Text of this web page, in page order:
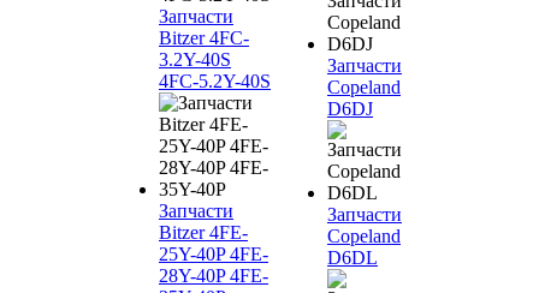
Запчасти
Bitzer 4FC-
3.2Y-40S
4FC-5.2Y-40S
Запчасти
Bitzer 4FE-
25Y-40P 4FE-
28Y-40P 4FE-
Запчасти
Copeland
D6DJ
Запчасти
Copeland
D6DL